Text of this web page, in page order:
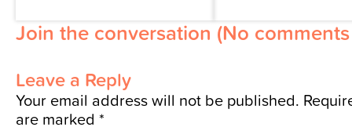
Join the conversation (No
Leave a Reply
Your email address will not be published.
are marked *